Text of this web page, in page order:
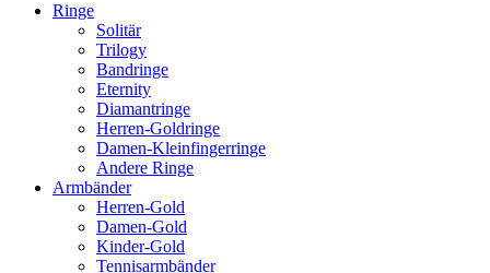
Ringe
Solitär
Trilogy
Bandringe
Eternity
Diamantringe
Herren-Goldringe
Damen-Kleinfingerringe
Andere Ringe
Armbänder
Herren-Gold
Damen-Gold
Kinder-Gold
Tennisarmbänder